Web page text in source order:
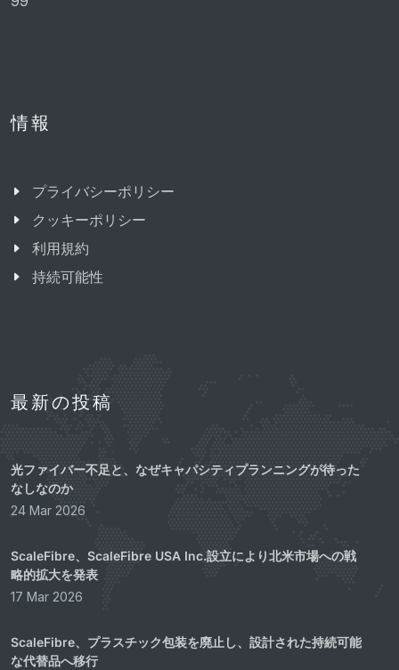
情報
プライバシーポリシー
クッキーポリシー
利用規約
持続可能性
最新の投稿
光ファイバー不足と、なぜキャパシティプランニングが待った
なしなのか
24 Mar 2026
ScaleFibre、ScaleFibre USA Inc.設立により北米市場への戦
略的拡大を発表
17 Mar 2026
ScaleFibre、プラスチック包装を廃止し、設計された持続可能
な代替品へ移行